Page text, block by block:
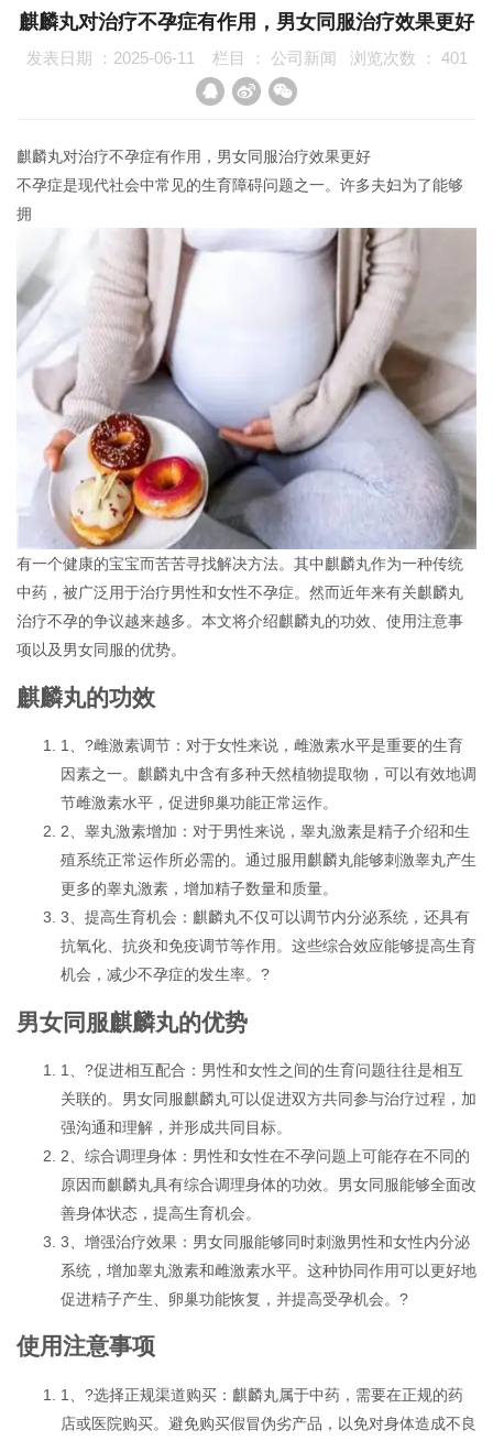
麒麟丸对治疗不孕症有作用，男女同服治疗效果更好
发表日期 ：2025-06-11 栏目 ： 公司新闻 浏览次数 ： 401
麒麟丸对治疗不孕症有作用，男女同服治疗效果更好
不孕症是现代社会中常见的生育障碍问题之一。许多夫妇为了能够
拥
有一个健康的宝宝而苦苦寻找解决方法。其中麒麟丸作为一种传统
中药，被广泛用于治疗男性和女性不孕症。然而近年来有关麒麟丸
治疗不孕的争议越来越多。本文将介绍麒麟丸的功效、使用注意事
项以及男女同服的优势。
麒麟丸的功效
1、?雌激素调节：对于女性来说，雌激素水平是重要的生育
因素之一。麒麟丸中含有多种天然植物提取物，可以有效地调
节雌激素水平，促进卵巢功能正常运作。
2、睾丸激素增加：对于男性来说，睾丸激素是精子介绍和生
殖系统正常运作所必需的。通过服用麒麟丸能够刺激睾丸产生
更多的睾丸激素，增加精子数量和质量。
3、提高生育机会：麒麟丸不仅可以调节内分泌系统，还具有
抗氧化、抗炎和免疫调节等作用。这些综合效应能够提高生育
机会，减少不孕症的发生率。?
男女同服麒麟丸的优势
1、?促进相互配合：男性和女性之间的生育问题往往是相互
关联的。男女同服麒麟丸可以促进双方共同参与治疗过程，加
强沟通和理解，并形成共同目标。
2、综合调理身体：男性和女性在不孕问题上可能存在不同的
原因而麒麟丸具有综合调理身体的功效。男女同服能够全面改
善身体状态，提高生育机会。
3、增强治疗效果：男女同服能够同时刺激男性和女性内分泌
系统，增加睾丸激素和雌激素水平。这种协同作用可以更好地
促进精子产生、卵巢功能恢复，并提高受孕机会。?
使用注意事项
1、?选择正规渠道购买：麒麟丸属于中药，需要在正规的药
店或医院购买。避免购买假冒伪劣产品，以免对身体造成不良